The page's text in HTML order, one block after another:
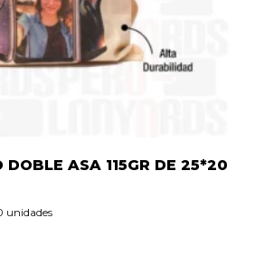
DOBLE ASA 115GR DE 25*20
unidades